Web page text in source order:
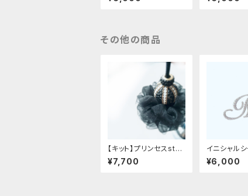
その他の商品
【キット】プリンセスstyl
eタッセル
¥7,700
イニシャル
デコ用フィッ
¥6,000